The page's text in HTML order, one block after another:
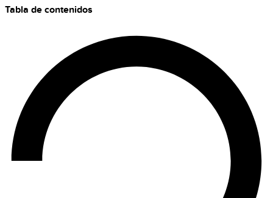
Tabla de contenidos